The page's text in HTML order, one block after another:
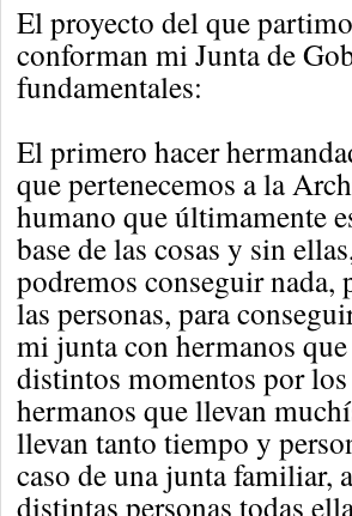
El proyecto del que
conforman mi Junta de
fundamentales:
El primero hacer
que pertenecemos a la
humano que últimamente
base de las cosas y sin
podremos conseguir
las personas, para
mi junta con hermanos
distintos momentos por
hermanos que llevan
llevan tanto tiempo y
caso de una junta familiar,
distintas personas todas